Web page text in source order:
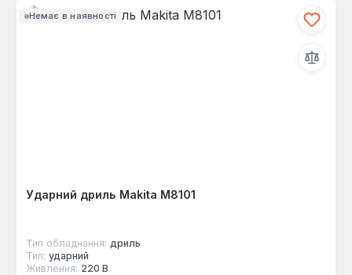
Немає в наявності
Ударний дриль Makita M8101
Тип обладнання: дриль
Тип: ударний
Живлення: 220 В